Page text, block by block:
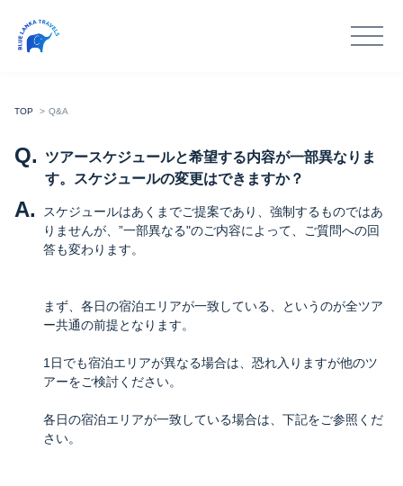
TOP Q&A
Q.
ツアースケジュールと希望する内容が一部異なりま
す。スケジュールの変更はできますか？
A.
スケジュールはあくまでご提案であり、強制するものではあ
りませんが、”一部異なる"のご内容によって、ご質問への回
答も変わります。
まず、各日の宿泊エリアが一致している、というのが全ツア
ー共通の前提となります。
1日でも宿泊エリアが異なる場合は、恐れ入りますが他のツ
アーをご検討ください。
各日の宿泊エリアが一致している場合は、下記をご参照くだ
さい。